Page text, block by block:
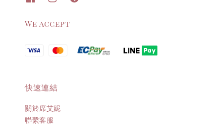
We accept
快速連結
關於席艾妮
聯繫客服